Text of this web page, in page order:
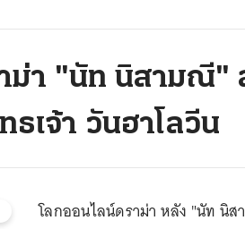
าม่า "นัท นิสามณี"
เจ้า วันฮาโลวีน
โลกออนไลน์ดราม่า หลัง "นัท นิ